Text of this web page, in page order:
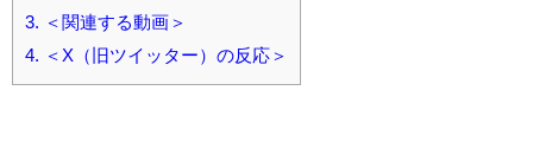
3. ＜関連する動画＞
4. ＜X（旧ツイッター）の反応＞